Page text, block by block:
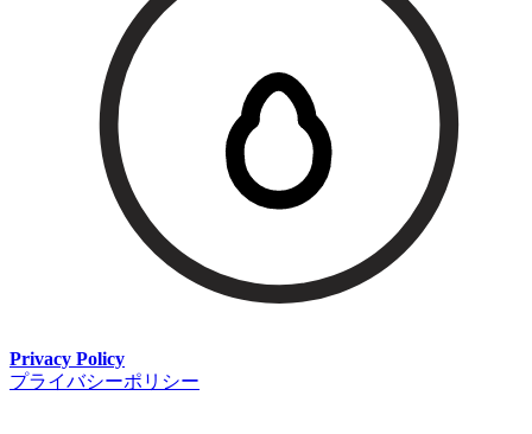
Privacy Policy
プライバシーポリシー